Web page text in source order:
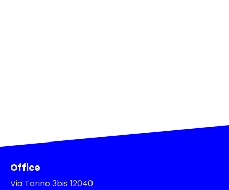
Office
Via Torino 3bis 12040